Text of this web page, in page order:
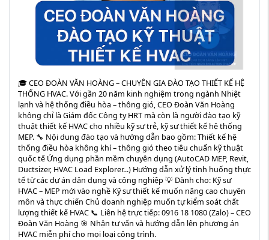
🎓 CEO ĐOÀN VĂN HOÀNG – CHUYÊN GIA ĐÀO TẠO THIẾT KẾ HỆ
THỐNG HVAC. Với gần 20 năm kinh nghiệm trong ngành Nhiệt
lạnh và hệ thống điều hòa – thông gió, CEO Đoàn Văn Hoàng
không chỉ là Giám đốc Công ty HRT mà còn là người đào tạo kỹ
thuật thiết kế HVAC cho nhiều kỹ sư trẻ, kỹ sư thiết kế hệ thống
MEP. 🔧 Nội dung đào tạo và hướng dẫn bao gồm: Thiết kế hệ
thống điều hòa không khí – thông gió theo tiêu chuẩn kỹ thuật
quốc tế Ứng dụng phần mềm chuyên dụng (AutoCAD MEP, Revit,
Ductsizer, HVAC Load Explorer...) Hướng dẫn xử lý tình huống thực
tế từ các dự án dân dụng và công nghiệp 💡 Dành cho: Kỹ sư
HVAC – MEP mới vào nghề Kỹ sư thiết kế muốn nâng cao chuyên
môn và thực chiến Chủ doanh nghiệp muốn tự kiểm soát chất
lượng thiết kế HVAC 📞 Liên hệ trực tiếp: 0916 18 1080 (Zalo) – CEO
Đoàn Văn Hoàng 🎯 Nhận tư vấn và hướng dẫn lên phương án
HVAC miễn phí cho mọi loại công trình.